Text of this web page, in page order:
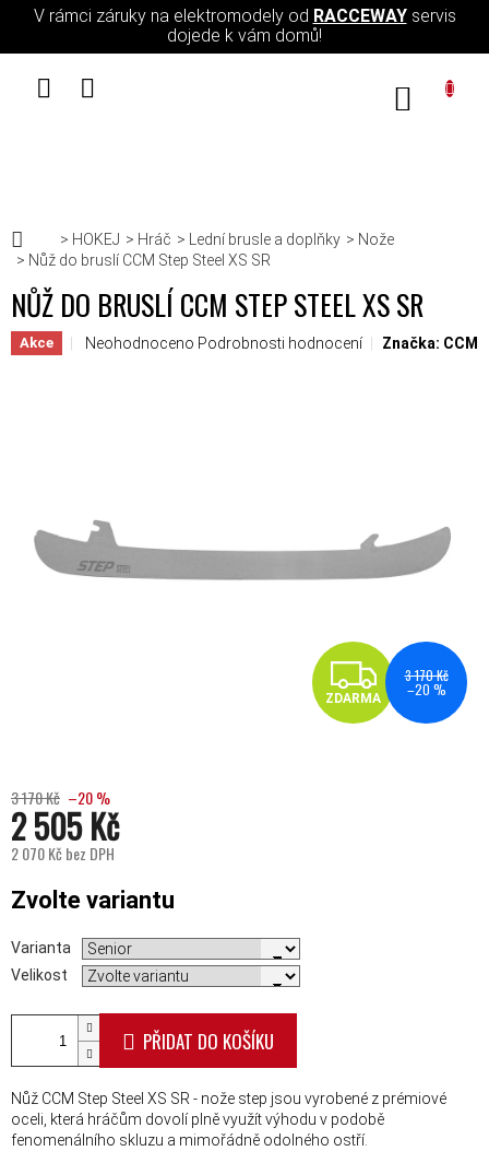
Přejít na obsah
V rámci záruky na elektromodely od RACCEWAYservis
dojede k vám domů!
Domů
HOKEJ Hráč Lední brusle a doplňky
Nože
Nůž do bruslí CCM Step Steel XS SR
NŮŽ DO BRUSLÍ CCM STEP STEEL XS SR
Akce Průměrné hodnocení produktu je 0,0 z 5 hvězdiček.
Neohodnoceno Podrobnosti hodnocení Značka: CCM
ZDARMA
3 170 Kč
–20 %
3 170 Kč –20 %
2 505 Kč
2 070 Kč bez DPH
Zvolte variantu
Varianta
Velikost
PŘIDAT DO KOŠÍKU
Nůž CCM Step Steel XS SR - nože step jsou vyrobené z prémiové
oceli, která hráčům dovolí plně využít výhodu v podobě
fenomenálního skluzu a mimořádně odolného ostří.